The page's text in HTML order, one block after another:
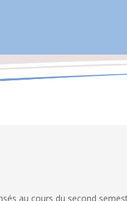
au cours du second